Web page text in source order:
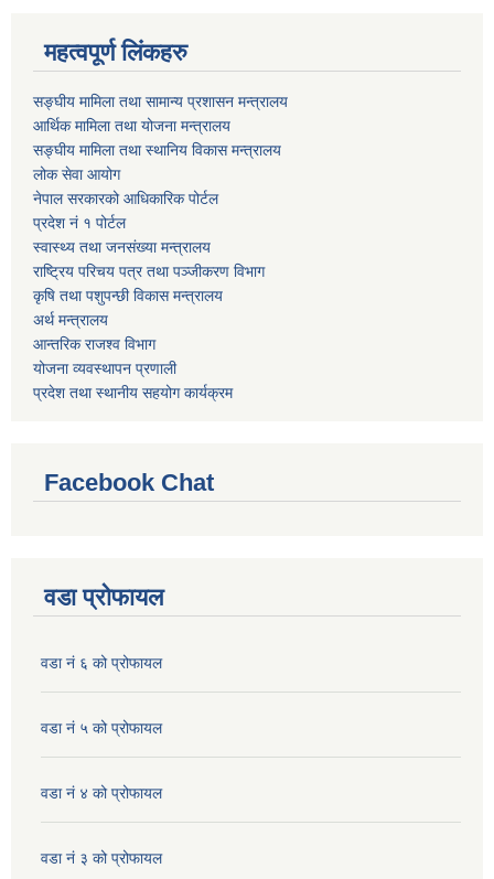
महत्वपूर्ण लिंकहरु
सङ्घीय मामिला तथा सामान्य प्रशासन मन्त्रालय
आर्थिक मामिला तथा योजना मन्त्रालय
सङ्घीय मामिला तथा स्थानिय विकास मन्त्रालय
लोक सेवा आयोग
नेपाल सरकारको आधिकारिक पोर्टल
प्रदेश नं १ पोर्टल
स्वास्थ्य तथा जनसंख्या मन्त्रालय
राष्ट्रिय परिचय पत्र तथा पञ्जीकरण विभाग
कृषि तथा पशुपन्छी विकास मन्त्रालय
अर्थ मन्त्रालय
आन्तरिक राजश्व विभाग
योजना व्यवस्थापन प्रणाली
प्रदेश तथा स्थानीय सहयोग कार्यक्रम
Facebook Chat
वडा प्रोफायल
वडा नं ६ को प्रोफायल
वडा नं ५ को प्रोफायल
वडा नं ४ को प्रोफायल
वडा नं ३ को प्रोफायल